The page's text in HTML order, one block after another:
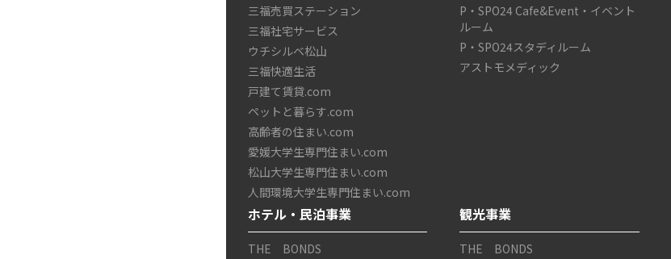
三福売買ステーション
三福社宅サービス
ウチシルベ松山
三福快適生活
戸建て賃貸.com
ペットと暮らす.com
高齢者の住まい.com
愛媛大学生専門住まい.com
松山大学生専門住まい.com
人間環境大学生専門住まい.com
P・SPO24 Cafe&Event・イベント
ルーム
P・SPO24スタディルーム
アストモメディック
ホテル・民泊事業
THE BONDS
観光事業
THE BONDS